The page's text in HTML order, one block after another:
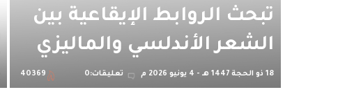
تبحث الروابط الإيقاعية بين
الشعر الأندلسي والماليزي
18 ذو الحجة 1447 هـ - 4 يونيو 2026 م تعليقات:0 40369